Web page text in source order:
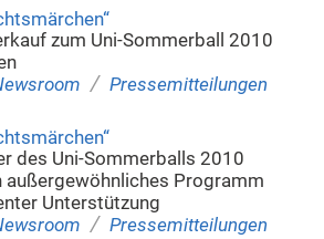
zum Uni-Sommerball 2010
/ Pressemitteilungen
des Uni-Sommerballs 2010
außergewöhnliches Programm
Unterstützung
/ Pressemitteilungen